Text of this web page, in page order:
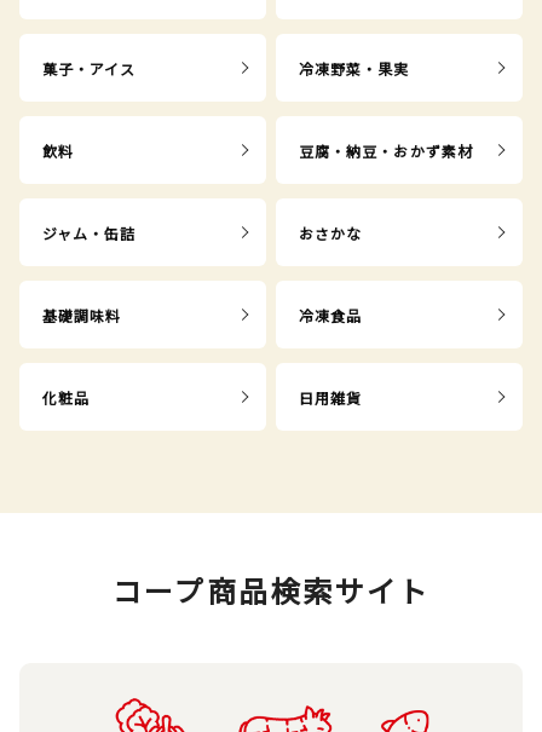
菓子・アイス 冷凍野菜・果実
飲料 豆腐・納豆・おかず素材
ジャム・缶詰 おさかな
基礎調味料 冷凍食品
化粧品 日用雑貨
コープ商品検索サイト